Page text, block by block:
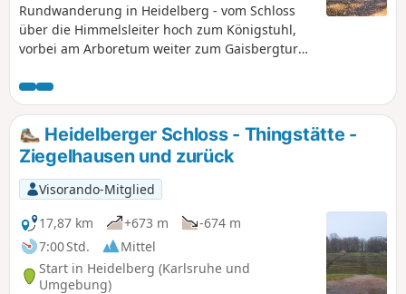
Rundwanderung in Heidelberg - vom Schloss
über die Himmelsleiter hoch zum Königstuhl,
vorbei am Arboretum weiter zum Gaisbergturm
Heidelberger Schloss - Thingstätte -
Ziegelhausen und zurück
Visorando-Mitglied
17,87 km
+673 m
-674 m
7:00 Std.
Mittel
Start in Heidelberg (Karlsruhe und
Umgebung)